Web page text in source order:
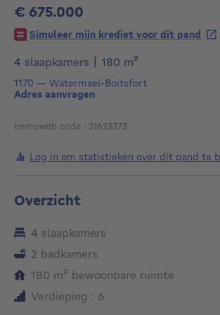
€ 675.000
675000€
Simuleer mijn krediet voor dit pand
4 slaapkamers
180 m²
1170 — Watermael-Boitsfort
Adres aanvragen
Immoweb code : 21623373
Log in om statistieken over dit pand te
Overzicht
4 slaapkamers
2 badkamers
180 m² vierkante meters
bewoonbare ruimte
Verdieping : 6